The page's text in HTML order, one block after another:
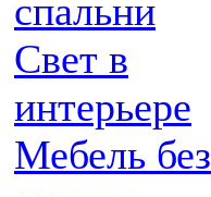
спальни
Свет в
интерьере
Мебель без